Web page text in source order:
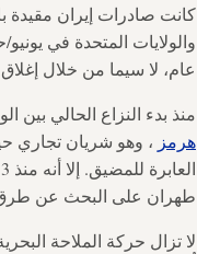
كانت صادرات إيران مقيدة
والولايات المتحدة في
عام، لا سيما من خلال
منذ بدء النزاع الحالي بين الولايات
هرمز ، وهو شريان تجاري
طهران على البحث عن طرق
لا تزال حركة الملاحة